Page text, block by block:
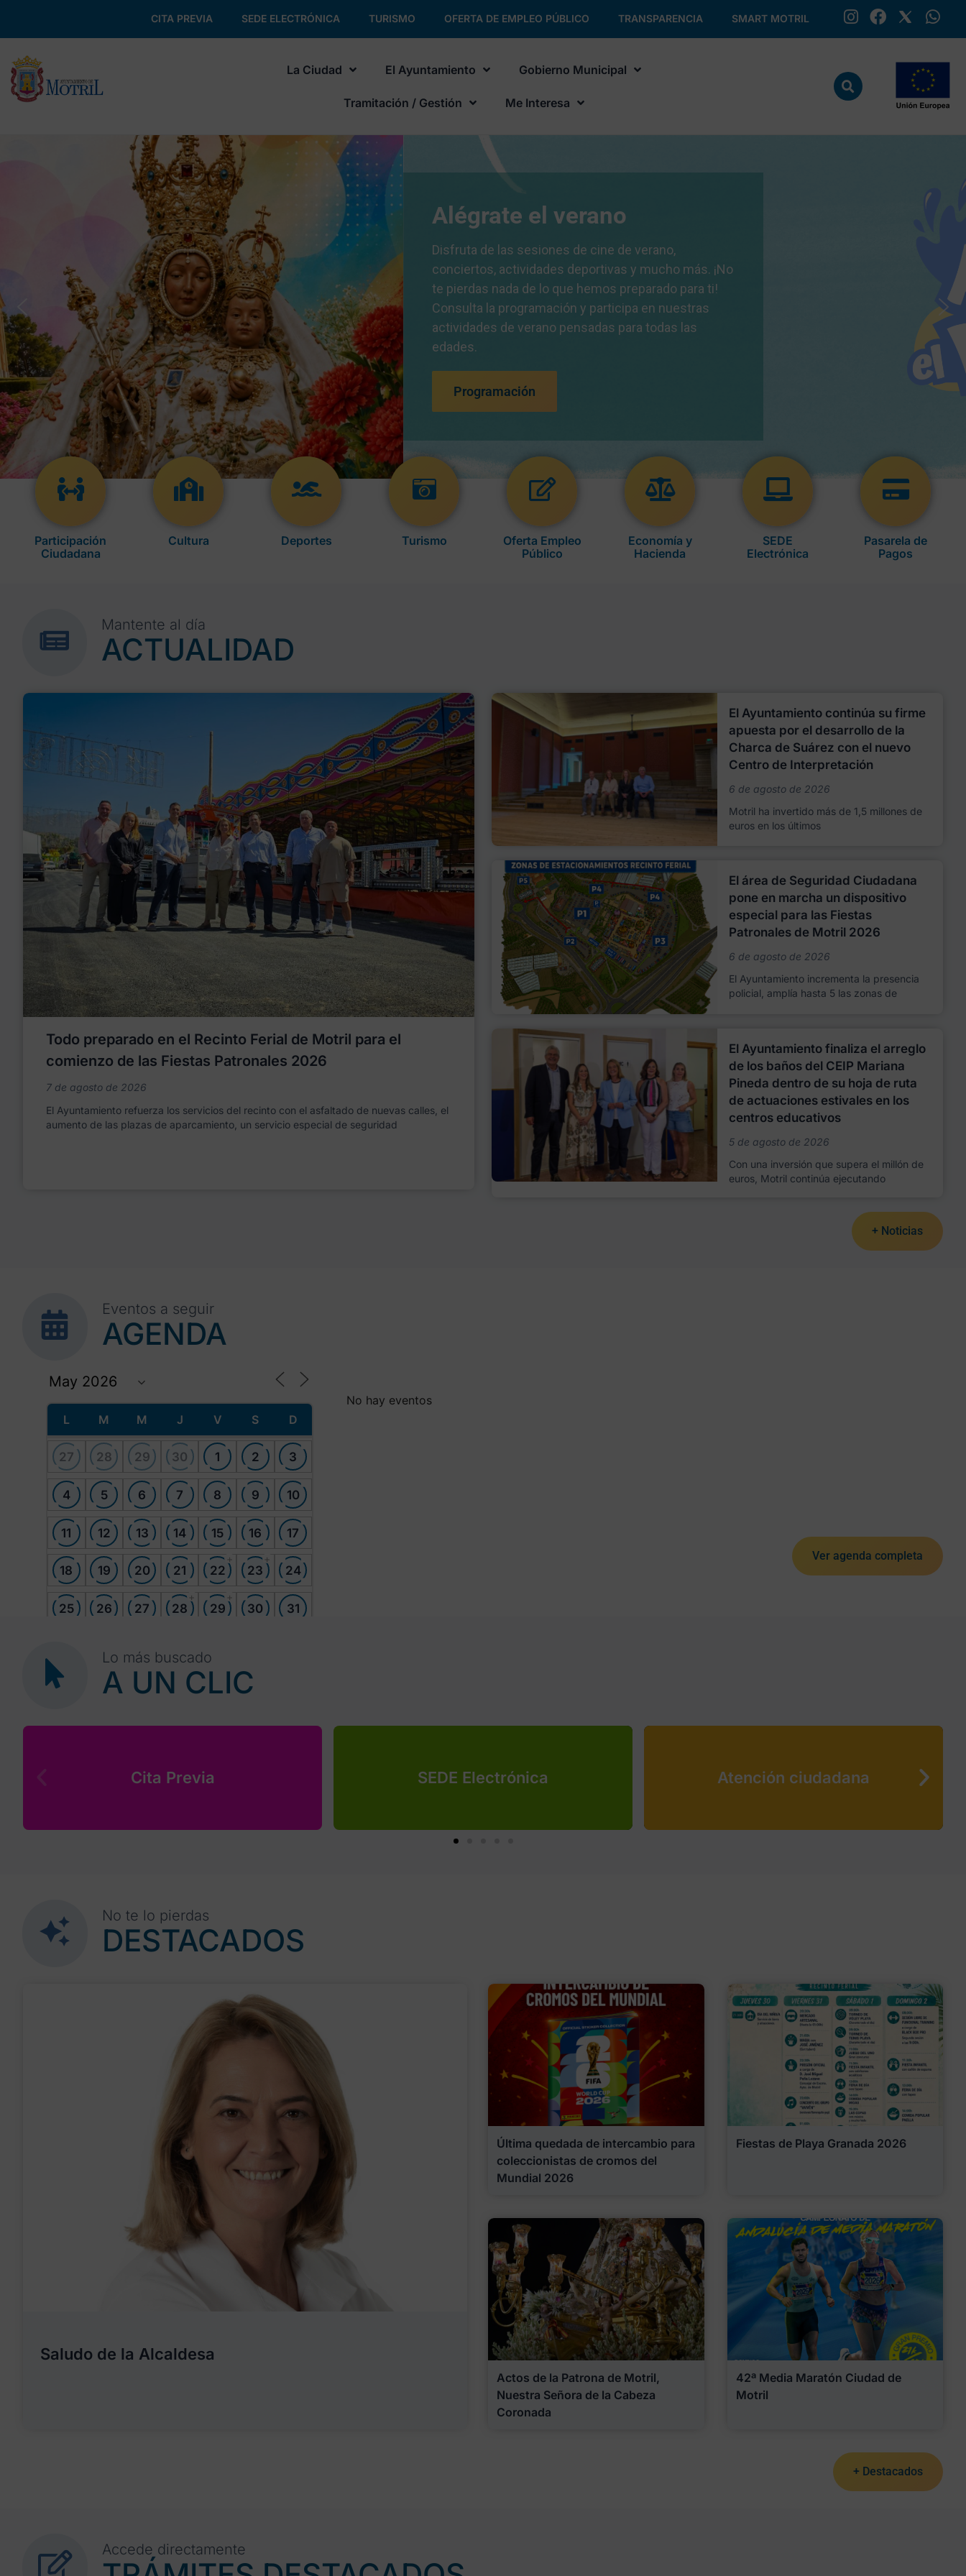
CITA PREVIA SEDE ELECTRÓNICA TURISMO OFERTA DE EMPLEO PÚBLICO TRANSPARENCIA SMART MOTRIL
La Ciudad El Ayuntamiento Gobierno Municipal
Tramitación / Gestión Me Interesa
Alégrate el verano
Disfruta de las sesiones de cine de verano,
conciertos, actividades deportivas y mucho más. ¡No
te pierdas nada de lo que hemos preparado para ti!
Consulta la programación y participa en nuestras
actividades de verano pensadas para todas las
edades.
Programación
Participación
Ciudadana
Cultura Deportes Turismo
Oferta Empleo
Público
Economía y
Hacienda
SEDE
Electrónica
Pasarela de
Pagos
Mantente al día
ACTUALIDAD
Todo preparado en el Recinto Ferial de Motril para el
comienzo de las Fiestas Patronales 2026
7 de agosto de 2026
El Ayuntamiento refuerza los servicios del recinto con el asfaltado de nuevas calles, el
aumento de las plazas de aparcamiento, un servicio especial de seguridad
El Ayuntamiento continúa su firme
apuesta por el desarrollo de la
Charca de Suárez con el nuevo
Centro de Interpretación
6 de agosto de 2026
Motril ha invertido más de 1,5 millones de
euros en los últimos
El área de Seguridad Ciudadana
pone en marcha un dispositivo
especial para las Fiestas
Patronales de Motril 2026
6 de agosto de 2026
El Ayuntamiento incrementa la presencia
policial, amplía hasta 5 las zonas de
El Ayuntamiento finaliza el arreglo
de los baños del CEIP Mariana
Pineda dentro de su hoja de ruta
de actuaciones estivales en los
centros educativos
5 de agosto de 2026
Con una inversión que supera el millón de
euros, Motril continúa ejecutando
+ Noticias
Eventos a seguir
AGENDA
L M M J V S D
27 28 29 30 1 2 3
4 5 6 7 8 9 10
11 12 13 14 15 16 17
18 19 20 21 22
+
23
+
24
25 26 27 28
+
29
+
30 31
No hay eventos
Ver agenda completa
Lo más buscado
A UN CLIC
Cita Previa SEDE Electrónica Atención ciudadana
No te lo pierdas
DESTACADOS
Saludo de la Alcaldesa
Última quedada de intercambio para
coleccionistas de cromos del
Mundial 2026
Fiestas de Playa Granada 2026
Actos de la Patrona de Motril,
Nuestra Señora de la Cabeza
Coronada
42ª Media Maratón Ciudad de
Motril
+ Destacados
Accede directamente